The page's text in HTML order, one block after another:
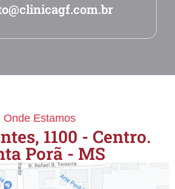
Onde Estamos
1100 - Centro.
Porã - MS